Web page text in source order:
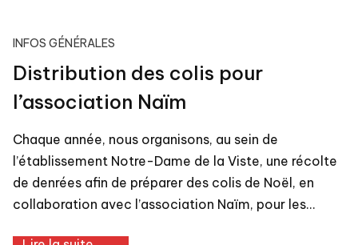
INFOS GÉNÉRALES
Distribution des colis pour
l’association Naïm
Chaque année, nous organisons, au sein de
l’établissement Notre-Dame de la Viste, une récolte
de denrées afin de préparer des colis de Noël, en
collaboration avec l’association Naïm, pour les…